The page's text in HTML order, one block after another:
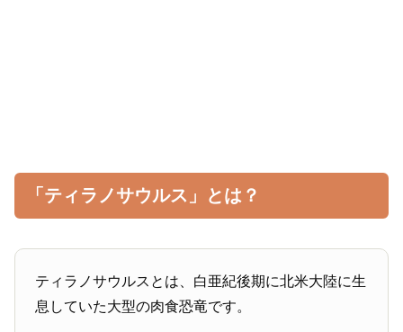
「ティラノサウルス」とは？
ティラノサウルスとは、白亜紀後期に北米大陸に生
息していた大型の肉食恐竜です。